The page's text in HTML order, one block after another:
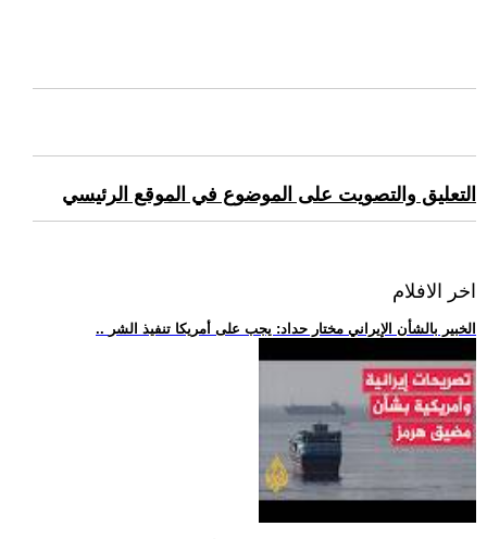
التعليق والتصويت على الموضوع في الموقع الرئيسي
اخر الافلام
.. الخبير بالشأن الإيراني مختار حداد: يجب على أمريكا تنفيذ الشر